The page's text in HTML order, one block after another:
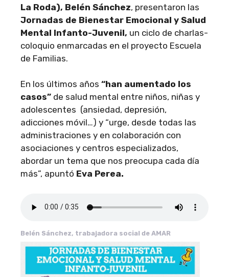
La Roda), Belén Sánchez, presentaron las
Jornadas de Bienestar Emocional y Salud
Mental Infanto-Juvenil, un ciclo de charlas-
coloquio enmarcadas en el proyecto Escuela
de Familias.
En los últimos años “han aumentado los
casos” de salud mental entre niños, niñas y
adolescentes (ansiedad, depresión,
adicciones móvil…) y “urge, desde todas las
administraciones y en colaboración con
asociaciones y centros especializados,
abordar un tema que nos preocupa cada día
más”, apuntó Eva Perea.
Belén Sánchez, trabajadora social de AMAR